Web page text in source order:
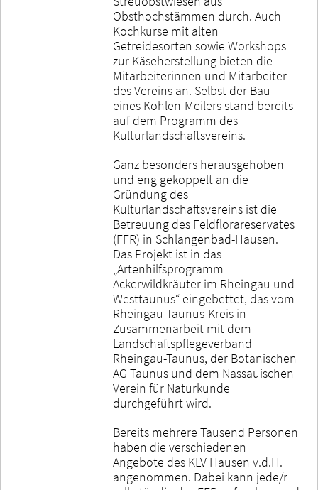
Obsthochstämmen durch. Auch
Kochkurse mit alten
Getreidesorten sowie Workshops
zur Käseherstellung bieten die
Mitarbeiterinnen und Mitarbeiter
des Vereins an. Selbst der Bau
eines Kohlen-Meilers stand bereits
auf dem Programm des
Kulturlandschaftsvereins.
Ganz besonders herausgehoben
und eng gekoppelt an die
Gründung des
Kulturlandschaftsvereins ist die
Betreuung des Feldflorareservates
(FFR) in Schlangenbad-Hausen.
Das Projekt ist in das
„Artenhilfsprogramm
Ackerwildkräuter im Rheingau und
Westtaunus“ eingebettet, das vom
Rheingau-Taunus-Kreis in
Zusammenarbeit mit dem
Landschaftspflegeverband
Rheingau-Taunus, der Botanischen
AG Taunus und dem Nassauischen
Verein für Naturkunde
durchgeführt wird.
Bereits mehrere Tausend Personen
haben die verschiedenen
Angebote des KLV Hausen v.d.H.
angenommen. Dabei kann jede/r